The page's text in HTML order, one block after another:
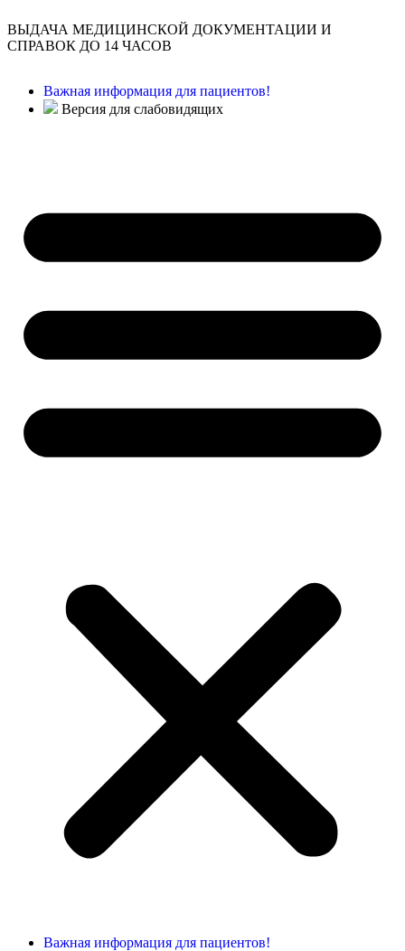
ВЫДАЧА МЕДИЦИНСКОЙ ДОКУМЕНТАЦИИ И
СПРАВОК ДО 14 ЧАСОВ
Важная информация для пациентов!
Версия для слабовидящих
Важная информация для пациентов!